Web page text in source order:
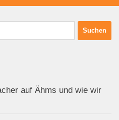
auf Ähms und wie wir